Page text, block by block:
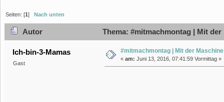
Seiten: [1] Nach unten
Autor Thema: #mitmachmontag | Mit
Ich-bin-3-Mamas
Gast
#mitmachmontag | Mit der
« am: Juni 13, 2016, 07:41:59 Vormittag »